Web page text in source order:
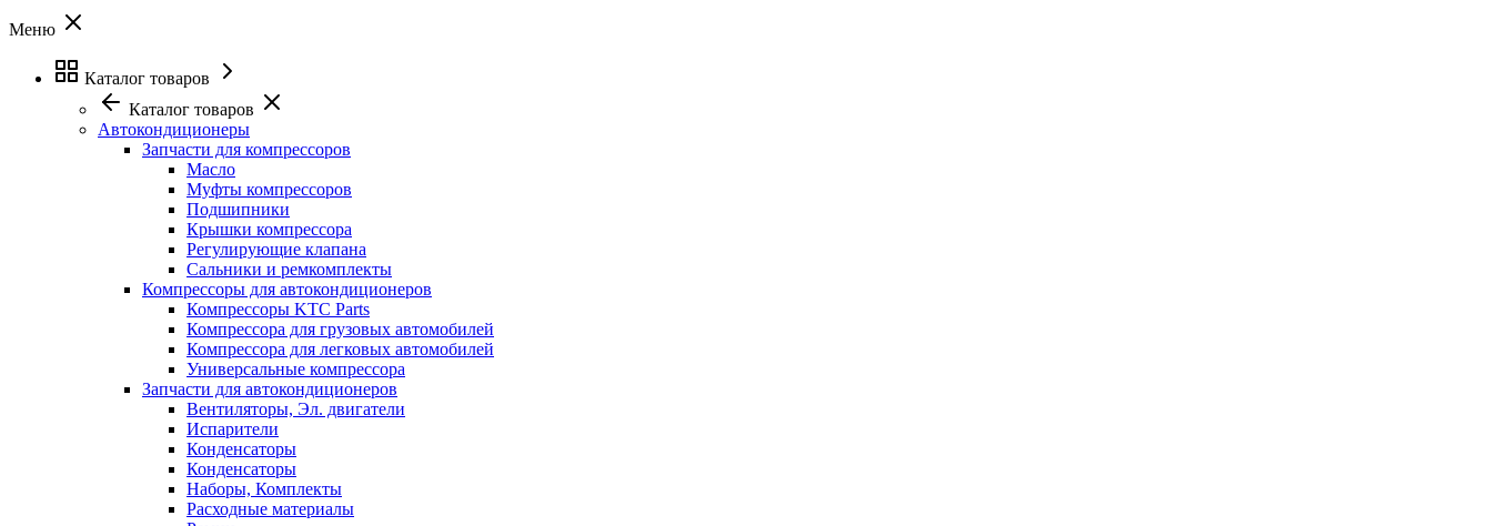
Меню
Каталог товаров
Каталог товаров
Автокондиционеры
Запчасти для компрессоров
Масло
Муфты компрессоров
Подшипники
Крышки компрессора
Регулирующие клапана
Сальники и ремкомплекты
Компрессоры для автокондиционеров
Компрессоры KTC Parts
Компрессора для грузовых автомобилей
Компрессора для легковых автомобилей
Универсальные компрессора
Запчасти для автокондиционеров
Вентиляторы, Эл. двигатели
Испарители
Конденсаторы
Конденсаторы
Наборы, Комплекты
Расходные материалы